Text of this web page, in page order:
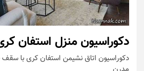
دکوراسیون منزل استفان
دکوراسیون اتاق نشیمن استفان کری با سقف